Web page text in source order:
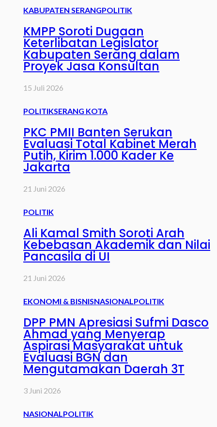
KABUPATEN SERANGPOLITIK
KMPP Soroti Dugaan
Keterlibatan Legislator
Kabupaten Serang dalam
Proyek Jasa Konsultan
15 Juli 2026
POLITIKSERANG KOTA
PKC PMII Banten Serukan
Evaluasi Total Kabinet Merah
Putih, Kirim 1.000 Kader Ke
Jakarta
21 Juni 2026
POLITIK
Ali Kamal Smith Soroti Arah
Kebebasan Akademik dan Nilai
Pancasila di UI
21 Juni 2026
EKONOMI & BISNISNASIONAL POLITIK
DPP PMN Apresiasi Sufmi Dasco
Ahmad yang Menyerap
Aspirasi Masyarakat untuk
Evaluasi BGN dan
Mengutamakan Daerah 3T
3 Juni 2026
NASIONAL POLITIK